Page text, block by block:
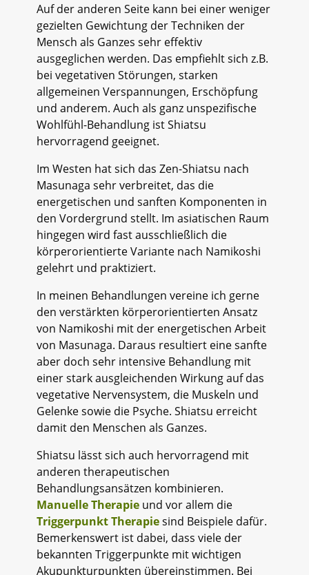
Auf der anderen Seite kann bei einer weniger
gezielten Gewichtung der Techniken der
Mensch als Ganzes sehr effektiv
ausgeglichen werden. Das empfiehlt sich z.B.
bei vegetativen Störungen, starken
allgemeinen Verspannungen, Erschöpfung
und anderem. Auch als ganz unspezifische
Wohlfühl-Behandlung ist Shiatsu
hervorragend geeignet.
Im Westen hat sich das Zen-Shiatsu nach
Masunaga sehr verbreitet, das die
energetischen und sanften Komponenten in
den Vordergrund stellt. Im asiatischen Raum
hingegen wird fast ausschließlich die
körperorientierte Variante nach Namikoshi
gelehrt und praktiziert.
In meinen Behandlungen vereine ich gerne
den verstärkten körperorientierten Ansatz
von Namikoshi mit der energetischen Arbeit
von Masunaga. Daraus resultiert eine sanfte
aber doch sehr intensive Behandlung mit
einer stark ausgleichenden Wirkung auf das
vegetative Nervensystem, die Muskeln und
Gelenke sowie die Psyche. Shiatsu erreicht
damit den Menschen als Ganzes.
Shiatsu lässt sich auch hervorragend mit
anderen therapeutischen
Behandlungsansätzen kombinieren.
Manuelle Therapieund vor allem die
Triggerpunkt Therapiesind Beispiele dafür.
Bemerkenswert ist dabei, dass viele der
bekannten Triggerpunkte mit wichtigen
Akupunkturpunkten übereinstimmen. Bei